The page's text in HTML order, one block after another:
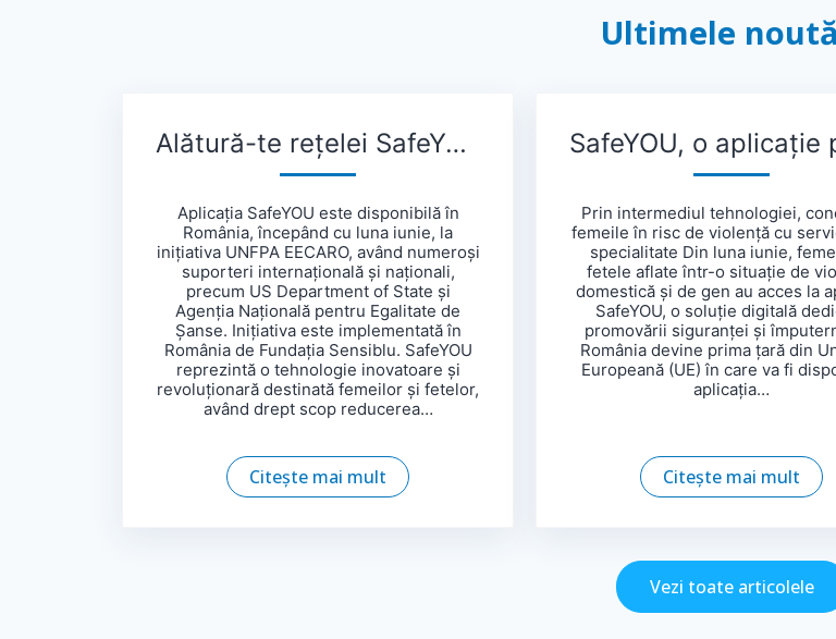
Ultimele
Alătură-te rețelei SafeYOU!
Aplicația SafeYOU este disponibilă în
România, începând cu luna iunie, la
inițiativa UNFPA EECARO, având numeroși
suporteri internațională și naționali,
precum US Department of State și
Agenția Națională pentru Egalitate de
Șanse. Inițiativa este implementată în
România de Fundația Sensiblu. SafeYOU
reprezintă o tehnologie inovatoare și
revoluționară destinată femeilor și fetelor,
având drept scop reducerea…
Citește mai mult
Prin intermediul tehnologiei,
femeile în risc de violență cu
specialitate Din luna iunie,
fetele aflate într-o situație de
domestică și de gen au acces la
SafeYOU, o soluție digitală
promovării siguranței și
România devine prima țară din
Europeană (UE) în care va fi
aplicația…
Citește mai mult
Vezi toate articolele